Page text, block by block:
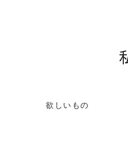
欲しいもの